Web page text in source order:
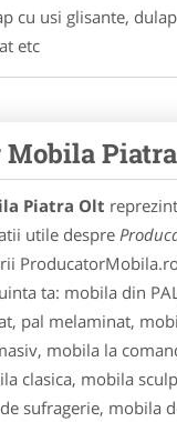
cu usi glisante,
etc
Mobila
Piatra Olt
utile despre
ta: mobila din
pal melaminat,
mobila la
clasica, mobila
sufragerie, mobila